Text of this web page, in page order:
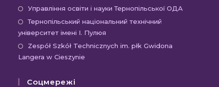
вкладці
новій
вкладці
в
новій
Управління освіти і науки Тернопільської ОДА
Тернопільський національний технічний
університет імені І. Пулюя
Zespół Szkół Technicznych im. płk Gwidona
Langera w Cieszynie
Соцмережі